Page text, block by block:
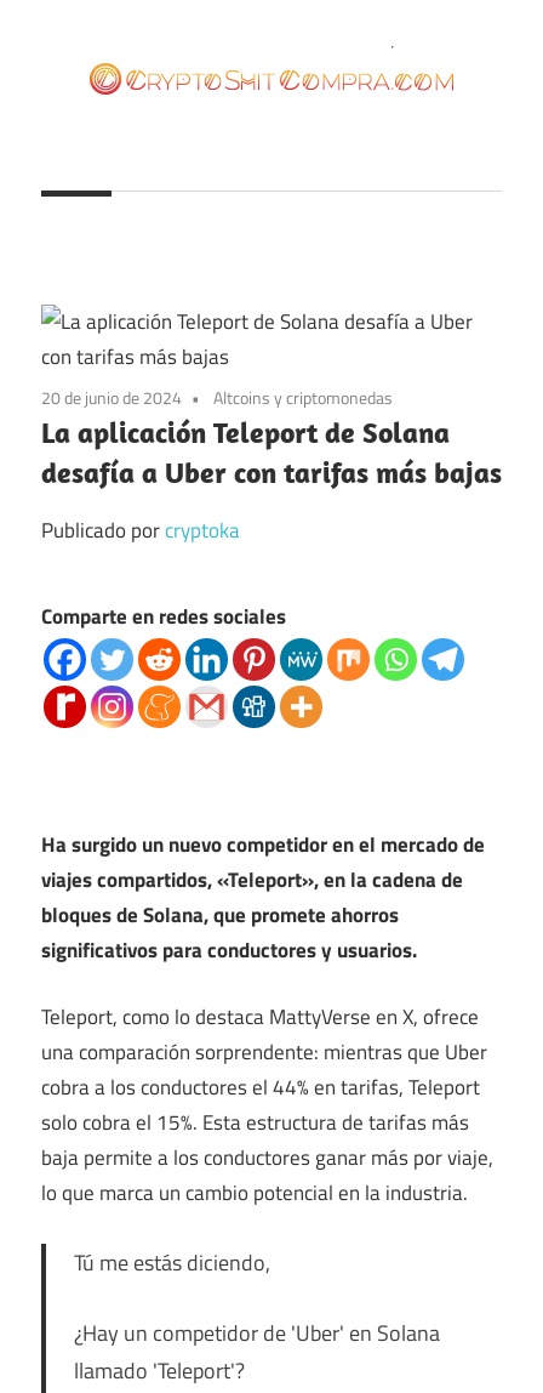
contenido
20 de junio de 2024 Altcoins y criptomonedas
La aplicación Teleport de Solana
desafía a Uber con tarifas más bajas
Publicado porcryptoka
Comparte en redes sociales
Ha surgido un nuevo competidor en el mercado de
viajes compartidos, «Teleport», en la cadena de
bloques de Solana, que promete ahorros
significativos para conductores y usuarios.
Teleport, como lo destaca MattyVerse en X, ofrece
una comparación sorprendente: mientras que Uber
cobra a los conductores el 44% en tarifas, Teleport
solo cobra el 15%. Esta estructura de tarifas más
baja permite a los conductores ganar más por viaje,
lo que marca un cambio potencial en la industria.
Tú me estás diciendo,
¿Hay un competidor de 'Uber' en Solana
llamado 'Teleport'?